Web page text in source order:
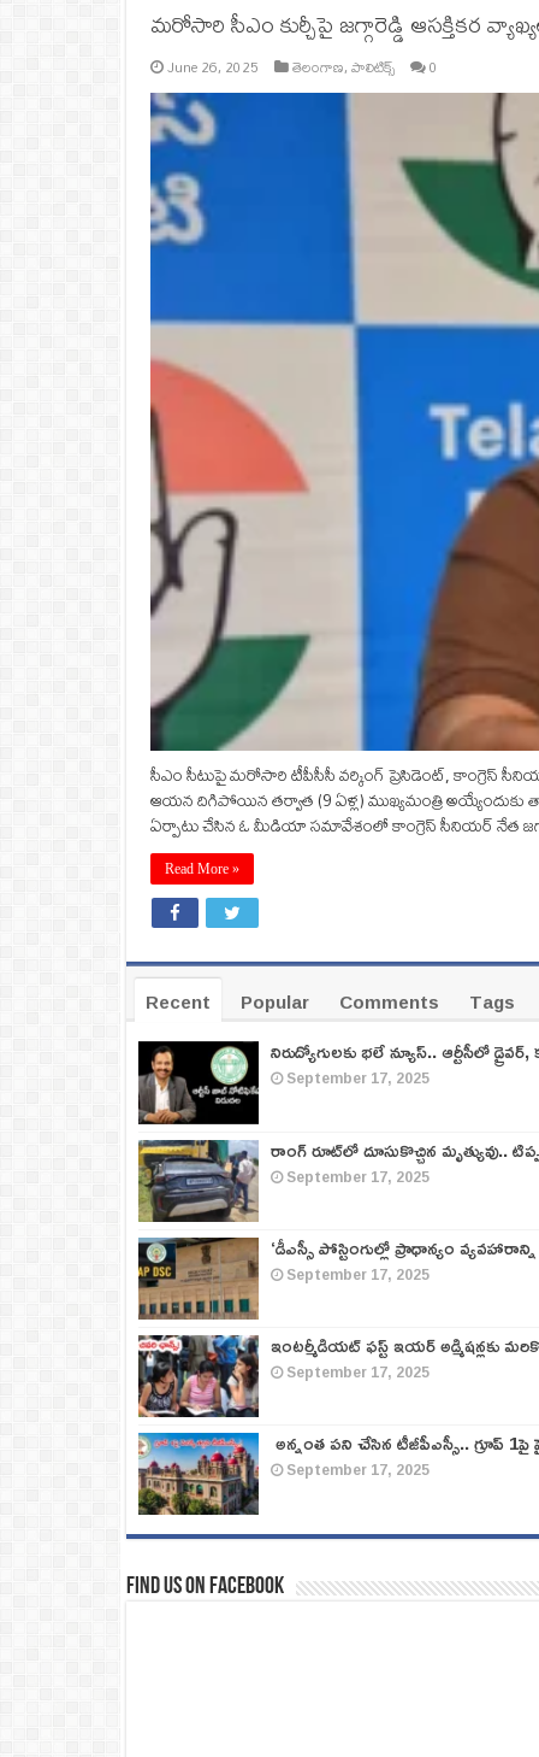
మరోసారి సీఎం కుర్చీపై జగ్గారెడ్డి ఆసక్తికర
June 26, 2025 తెలంగాణ,పాలిటిక్స్ 0
సీఎం సీటుపై మరోసారి టీపీసీసీ వర్కింగ్ ప్రెసిడెంట్, కాంగ్రెస్‌
ఆయన దిగిపోయిన తర్వాత (9 ఏళ్ల) ముఖ్యమంత్రి అయ్యేందుకు
ఏర్పాటు చేసిన ఓ మీడియా సమావేశంలో కాంగ్రెస్‌ సీనియర్ నేత
Read More »
Recent Popular Comments
Tags
నిరుద్యోగులకు భలే న్యూస్.. ఆర్టీసీలో
September 17, 2025
రాంగ్ రూట్‌లో దూసుకొచ్చిన మృత్యువు..
September 17, 2025
‘డీఎస్సీ పోస్టింగుల్లో ప్రాధాన్యం
September 17, 2025
ఇంటర్మీడియట్ ఫస్ట్‌ ఇయర్‌ అడ్మిషన్లకు
September 17, 2025
అన్నంత పని చేసిన టీజీపీఎస్సీ.. గ్రూప్‌
September 17, 2025
Find us on Facebook